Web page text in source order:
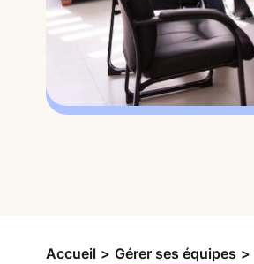
Accueil > Gérer ses équipes >